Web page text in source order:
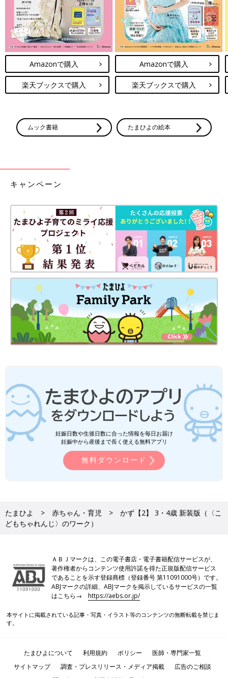
Amazonで購入
楽天ブックスで購入
Amazonで購入
楽天ブックスで購入
ムック書籍 たまひよの絵本
キャンペーン
妊娠日数や生後日数に合った情報を毎日お届け
妊娠中から産後まで長く使える無料アプリ
無料ダウンロード
たまひよ 赤ちゃん・育児
かず【2】 3・4歳 新装版（〈こ
どもちゃれんじ〉のワーク）
ＡＢＪマークは、この電子書店・電子書籍配信サービスが、
著作権者からコンテンツ使用許諾を得た正規版配信サービス
であることを示す登録商標（登録番号 第11091000号）です。
ABJマークの詳細、ABJマークを掲示しているサービスの一覧
はこちら→https://aebs.or.jp/
本サイトに掲載されている記事・写真・イラスト等のコンテンツの無断転載を禁じま
す。
たまひよについて 利用規約 ポリシー
医師・専門家一覧
サイトマップ
調査・プレスリリース・メディア掲載
広告のご相談